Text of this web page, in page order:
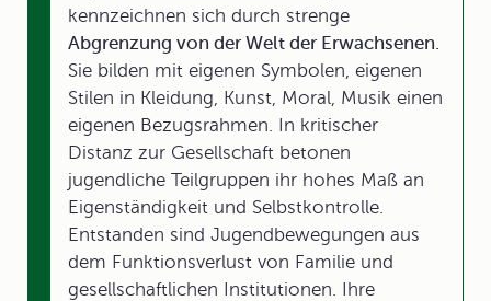
kennzeichnen sich durch strenge
Abgrenzung von der Welt der Erwachsenen.
Sie bilden mit eigenen Symbolen, eigenen
Stilen in Kleidung, Kunst, Moral, Musik einen
eigenen Bezugsrahmen. In kritischer
Distanz zur Gesellschaft betonen
jugendliche Teilgruppen ihr hohes Maß an
Eigenständigkeit und Selbstkontrolle.
Entstanden sind Jugendbewegungen aus
dem Funktionsverlust von Familie und
gesellschaftlichen Institutionen. Ihre